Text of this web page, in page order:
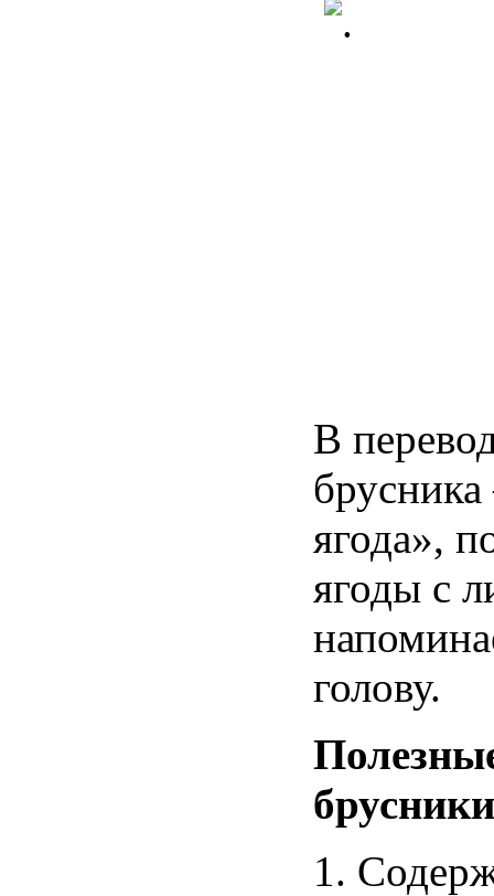
В
брусника
ягода»,
ягоды с
голову.
брусники